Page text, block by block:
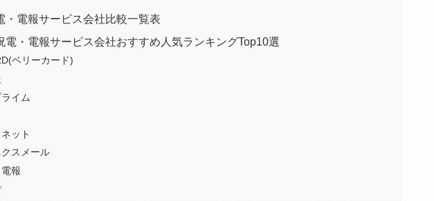
・電報サービス会社比較一覧表
電・電報サービス会社おすすめ人気ランキングTop10選
ベリーカード)
イム
ット
スメール
報